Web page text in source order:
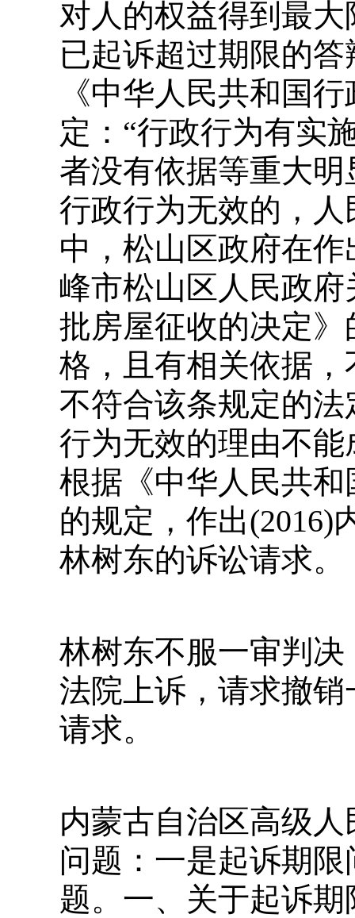
对人的权益得到最
已起诉超过期限的
《中华人民共和国
定：“行政行为有实
者没有依据等重大
行政行为无效的，
中，松山区政府在作
峰市松山区人民政
批房屋征收的决定
格，且有相关依据
不符合该条规定的
行为无效的理由不
根据《中华人民共
的规定，作出(2016)
林树东的诉讼请求。
林树东不服一审判
法院上诉，请求撤
请求。
内蒙古自治区高级
问题：一是起诉期
题。一、关于起诉